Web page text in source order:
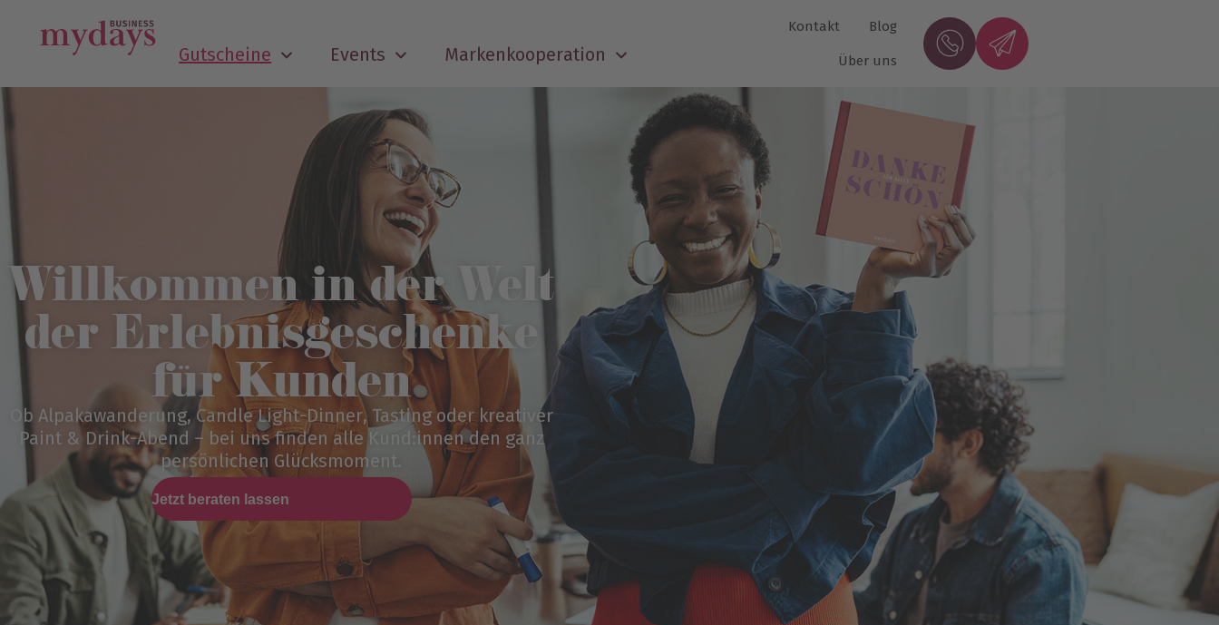
Gutscheine Events Markenkooperation
Kontakt Blog
Über uns
Willkommen in der Welt
der Erlebnisgeschenke
für Kunden
Ob Alpakawanderung, Candle Light-Dinner, Tasting oder kreativer
Paint & Drink-Abend – bei uns finden alle Kund:innen den ganz
persönlichen Glücksmoment.
Jetzt beraten lassen